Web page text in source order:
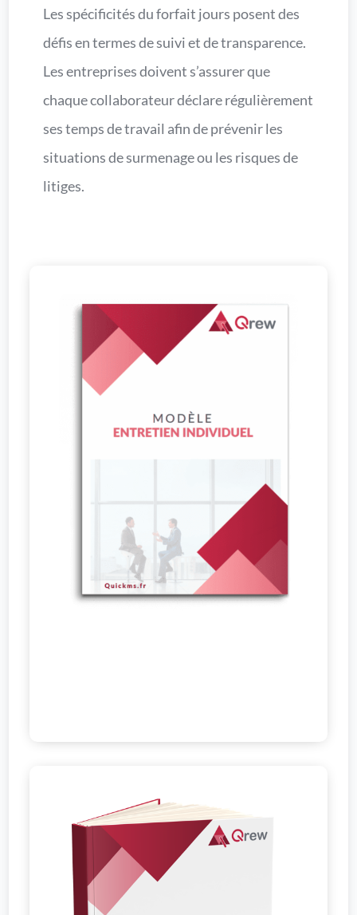
Les spécificités du forfait jours posent des
défis en termes de suivi et de transparence.
Les entreprises doivent s’assurer que
chaque collaborateur déclare régulièrement
ses temps de travail afin de prévenir les
situations de surmenage ou les risques de
litiges.